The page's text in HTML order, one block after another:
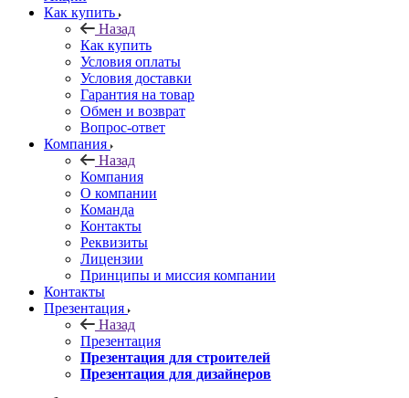
Как купить
Назад
Как купить
Условия оплаты
Условия доставки
Гарантия на товар
Обмен и возврат
Вопрос-ответ
Компания
Назад
Компания
О компании
Команда
Контакты
Реквизиты
Лицензии
Принципы и миссия компании
Контакты
Презентация
Назад
Презентация
Презентация для строителей
Презентация для дизайнеров